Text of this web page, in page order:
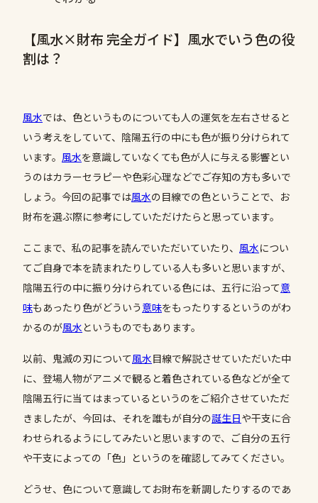
【風水×財布 完全ガイド】風水でいう色の役
割は？
風水では、色というものについても人の運気を左右させると
いう考えをしていて、陰陽五行の中にも色が振り分けられて
います。 風水を意識していなくても色が人に与える影響とい
うのはカラーセラピーや色彩心理などでご存知の方も多いで
しょう。今回の記事では風水の目線での色ということで、お
財布を選ぶ際に参考にしていただけたらと思っています。
ここまで、私の記事を読んでいただいていたり、 風水につい
てご自身で本を読まれたりしている人も多いと思いますが、
陰陽五行の中に振り分けられている色には、五行に沿って意
味もあったり色がどういう意味をもったりするというのがわ
かるのが風水というものでもあります。
以前、鬼滅の刃について風水目線で解説させていただいた中
に、登場人物がアニメで観ると着色されている色などが全て
陰陽五行に当てはまっているというのをご紹介させていただ
きましたが、今回は、それを誰もが自分の誕生日や干支に合
わせられるようにしてみたいと思いますので、ご自分の五行
や干支によっての「色」というのを確認してみてください。
どうせ、色について意識してお財布を新調したりするのであ